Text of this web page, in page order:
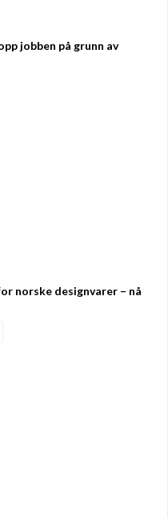
jobben på grunn av
norske designvarer – nå